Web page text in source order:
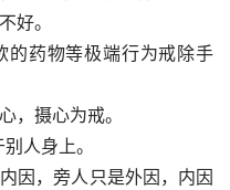
好。
的药物等极端行为戒除手
，摄心为戒。
人身上。
因，旁人只是外因，内因